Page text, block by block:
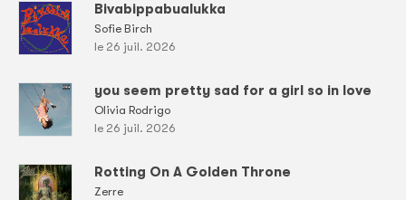
Bivabippabualukka
Sofie Birch
le 26 juil. 2026
you seem pretty sad for a girl so in love
Olivia Rodrigo
le 26 juil. 2026
Rotting On A Golden Throne
Zerre